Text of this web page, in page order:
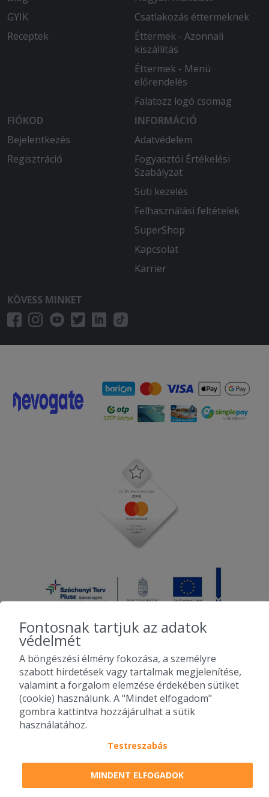
GYIK
Receptek
Csatlakozás éttermeknek
Éttermek - Azonnali
kiszállítás
Éttermek - Menü
előrendelés
Falatozz logó csomag
FIÓKOD
Bejelentkezés
Regisztráció
INFORMÁCIÓ
Adatvédelem
Fogyasztói Értékelési
Szabályzat
Süti kezelés
Felhasználási feltételek
SuperShop
Kapcsolat
Karrier
KÖVESS MINKET
2010-2026 Copyright - Falatozz.hu - Diston-line Kft.
Pizza, gyros, hamburger, menük kedvező áron, egy helyen az összes
étterem ajánlata.
Fontosnak tartjuk az adatok
védelmét
A böngészési élmény fokozása, a személyre
szabott hirdetések vagy tartalmak megjelenítése,
valamint a forgalom elemzése érdekében sütiket
(cookie) használunk. A "Mindet elfogadom"
gombra kattintva hozzájárulhat a sütik
használatához.
Testreszabás
MINDENT ELFOGADOK